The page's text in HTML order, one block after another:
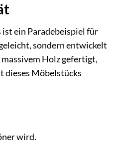
ein Paradebeispiel für
sondern entwickelt
Holz gefertigt,
dieses Möbelstücks
wird.